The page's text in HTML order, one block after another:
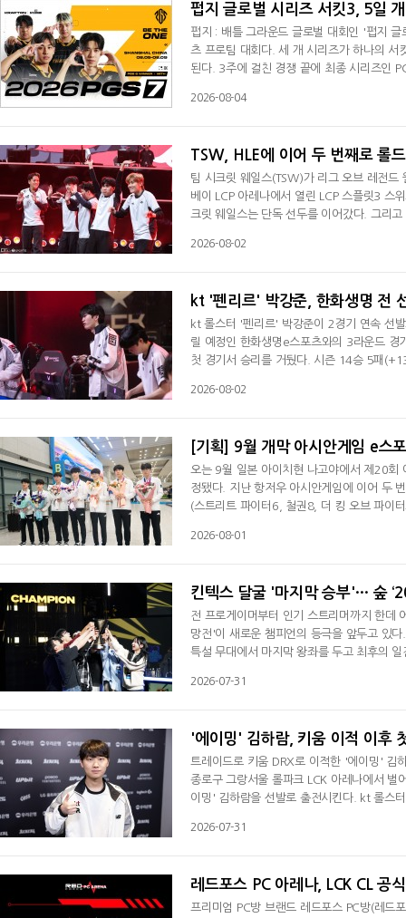
펍지 글로벌 시리즈 서킷3, 5일
펍지 : 배틀 그라운드 글로벌 대회인 '펍지
츠 프로팀 대회다. 세 개 시리즈가 하나의 서
된다. 3주에 걸친 경쟁 끝에 최종 시리즈인
지역 리그를 통해 경쟁력을 입증한 프로팀들
2026-08-04
TSW, HLE에 이어 두 번째로 롤
팀 시크릿 웨일스(TSW)가 리그 오브 레전
베이 LCP 아레나에서 열린 LCP 스플릿3 스
크릿 웨일스는 단독 선두를 이어갔다. 그리
릿2서 우승을 차지했다. 팀 시크릿 웨일스는
2026-08-02
kt '펜리르' 박강준, 한화생명 전
kt 롤스터 '펜리르' 박강준이 2경기 연속 선
릴 예정인 한화생명e스포츠와의 3라운드
첫 경기서 승리를 거뒀다. 시즌 14승 5패
kt는 박강준과 함께 '퍼펙트' 이승민, '커즈'
2026-08-02
[기획] 9월 개막 아시안게임 e스
오는 9월 일본 아이치현 나고야에서 제20회
정됐다. 지난 항저우 아시안게임에 이어 두
(스트리트 파이터6, 철권8, 더 킹 오브 파이
개 종목에 36명을 파견할 예정이다. ◆
2026-08-01
킨텍스 달굴 '마지막 승부'… 숲
전 프로게이머부터 인기 스트리머까지 한데
망전'이 새로운 챔피언의 등극을 앞두고 있
특설 무대에서 마지막 왕좌를 두고 최후의
네이션 방식으로 본선 경기를 치른 가운데
2026-07-31
'에이밍' 김하람, 키움 이적 이후
트레이드로 키움 DRX로 이적한 '에이밍' 김
종로구 그랑서울 롤파크 LCK 아레나에서 벌
이밍' 김하람을 선발로 출전시킨다. kt 롤스
신중하게 고려한 결과다. 유연한 선수단 운
2026-07-31
레드포스 PC 아레나, LCK CL 공
프리미엄 PC방 브랜드 레드포스 PC방(레드